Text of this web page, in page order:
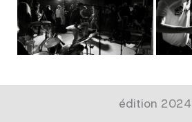
édition 2024